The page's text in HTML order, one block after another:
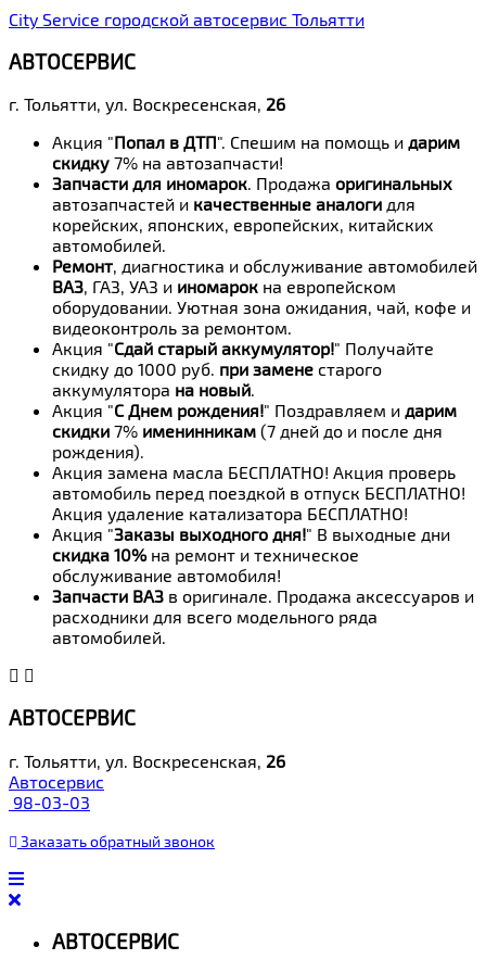
City Service городской автосервис Тольятти
АВТОСЕРВИС
г. Тольятти, ул. Воскресенская, 26
Акция "Попал в ДТП". Спешим на помощь и дарим
скидку 7% на автозапчасти!
Запчасти для иномарок. Продажа оригинальных
автозапчастей и качественные аналоги для
корейских, японских, европейских, китайских
автомобилей.
Ремонт, диагностика и обслуживание автомобилей
ВАЗ, ГАЗ, УАЗ и иномарок на европейском
оборудовании. Уютная зона ожидания, чай, кофе и
видеоконтроль за ремонтом.
Акция "Сдай старый аккумулятор!" Получайте
скидку до 1000 руб. при замене старого
аккумулятора на новый.
Акция "С Днем рождения!" Поздравляем и дарим
скидки 7% именинникам (7 дней до и после дня
рождения).
Акция замена масла БЕСПЛАТНО! Акция проверь
автомобиль перед поездкой в отпуск БЕСПЛАТНО!
Акция удаление катализатора БЕСПЛАТНО!
Акция "Заказы выходного дня!" В выходные дни
скидка 10%на ремонт и техническое
обслуживание автомобиля!
Запчасти ВАЗ в оригинале. Продажа аксессуаров и
расходники для всего модельного ряда
автомобилей.
АВТОСЕРВИС
г. Тольятти, ул. Воскресенская, 26
Автосервис
98-03-03
Заказатьобратныйзвонок
АВТОСЕРВИС